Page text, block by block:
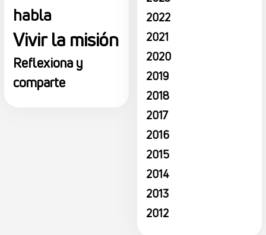
habla
Vivir la misión
Reflexiona y
comparte
2022
2021
2020
2019
2018
2017
2016
2015
2014
2013
2012